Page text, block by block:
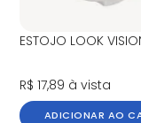
ESTOJO LOOK
R$ 17,89 à vista
ADICIONAR AO